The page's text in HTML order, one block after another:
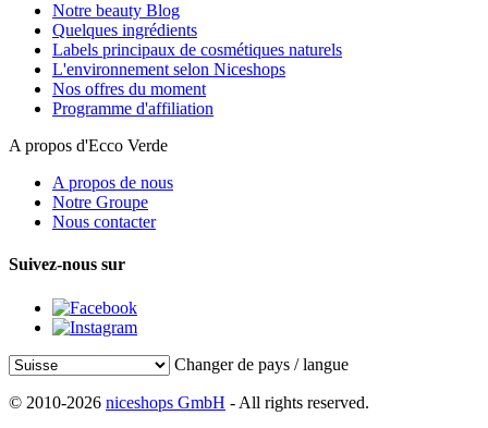
Notre beauty Blog
Quelques ingrédients
Labels principaux de cosmétiques naturels
L'environnement selon Niceshops
Nos offres du moment
Programme d'affiliation
A propos d'Ecco Verde
A propos de nous
Notre Groupe
Nous contacter
Suivez-nous sur
Changer de pays / langue
© 2010-2026 niceshops GmbH - All rights reserved.